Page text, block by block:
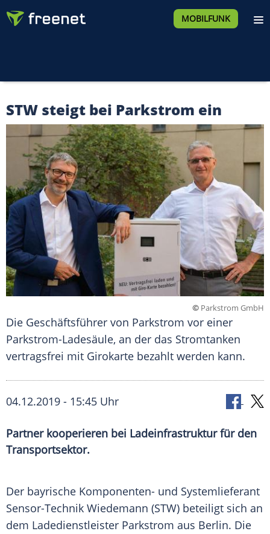
MOBILFUNK
STW steigt bei Parkstrom ein
© Parkstrom GmbH
Die Geschäftsführer von Parkstrom vor einer
Parkstrom-Ladesäule, an der das Stromtanken
vertragsfrei mit Girokarte bezahlt werden kann.
04.12.2019 - 15:45 Uhr
Partner kooperieren bei Ladeinfrastruktur für den
Transportsektor.
Der bayrische Komponenten- und Systemlieferant
Sensor-Technik Wiedemann (STW) beteiligt sich an
dem Ladedienstleister Parkstrom aus Berlin. Die